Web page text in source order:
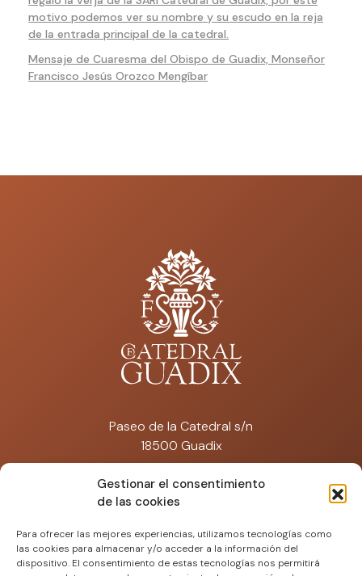
Gestionar el consentimiento
de las cookies
Para ofrecer las mejores experiencias, utilizamos tecnologías como
las cookies para almacenar y/o acceder a la información del
dispositivo. El consentimiento de estas tecnologías nos permitirá
motivo podemos ver su nombre y su escudo en la reja
de la entrada principal de la catedral.
Mensaje de Cuaresma del Obispo de Guadix, Monseñor
Francisco Jesús Orozco Mengíbar
Paseo de la Catedral s/n
18500 Guadix
catedraldeguadix@artisplendore.com
Tfno: 692 574 671